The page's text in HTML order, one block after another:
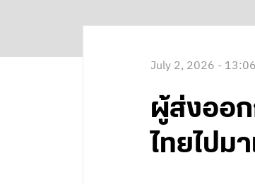
July 2, 2026 - 13:06
ผู้ส่งออก
ไทยไปม